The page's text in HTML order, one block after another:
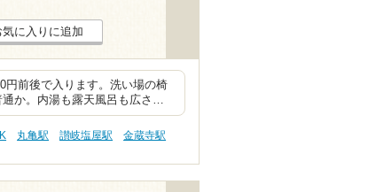
気に入りに追加
円前後で入ります。洗い場の椅
か。内湯も露天風呂も広さ…
丸亀駅 讃岐塩屋駅
金蔵寺駅